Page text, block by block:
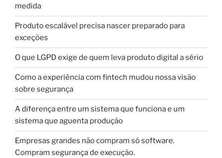
medida
Produto escalável precisa nascer preparado para
exceções
O que LGPD exige de quem leva produto digital a sério
Como a experiência com fintech mudou nossa visão
sobre segurança
A diferença entre um sistema que funciona e um
sistema que aguenta produção
Empresas grandes não compram só software.
Compram segurança de execução.